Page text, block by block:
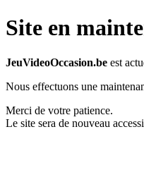
Site en
JeuVideoOccasion.be est
Nous effectuons une
Merci de votre patience.
Le site sera de nouveau